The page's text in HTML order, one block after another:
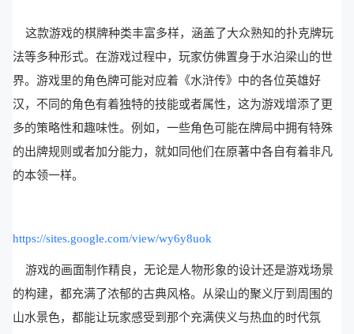
这款游戏的棋牌种类丰富多样，涵盖了大众熟知的扑克牌玩
法等多种形式。在游戏过程中，玩家仿佛置身于水泊梁山的世
界。游戏里的角色牌可能对应着《水浒传》中的各位英雄好
汉，不同的角色有着独特的技能或者属性，这为游戏增添了更
多的策略性和趣味性。例如，一些角色可能在牌局中拥有特殊
的出牌规则或者加分能力，就如同他们在原著中各自有着非凡
的本领一样。
https://sites.google.com/view/wy6y8uok
游戏的画面制作精良，无论是人物形象的设计还是游戏场景
的构建，都充满了浓郁的古典风格。从梁山的聚义厅到周围的
山水景色，都能让玩家感受到那个充满侠义与热血的时代氛